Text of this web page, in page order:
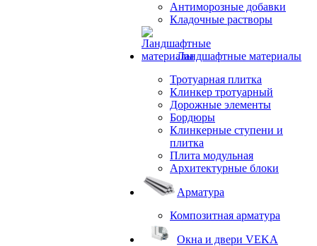
Антиморозные добавки
Кладочные растворы
Ландшафтные материалы
Тротуарная плитка
Клинкер тротуарный
Дорожные элементы
Бордюры
Клинкерные ступени и
плитка
Плита модульная
Архитектурные блоки
Арматура
Композитная арматура
Окна и двери VEKA